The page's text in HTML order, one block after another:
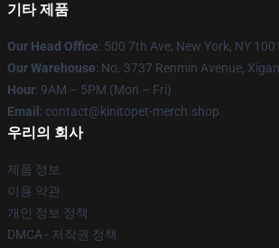
기타 제품
Our Head Office: 500 7th Ave, New York, NY
Our Warehouse: No. 3737 Renmin Avenue,
Hour: 9AM – 5PM (Mon – Fri)
Email : contact@kinitopet-merch.shop
우리의 회사
제품 정보
이용 약관
개인 정보 정책
DMCA - 저작권 정책